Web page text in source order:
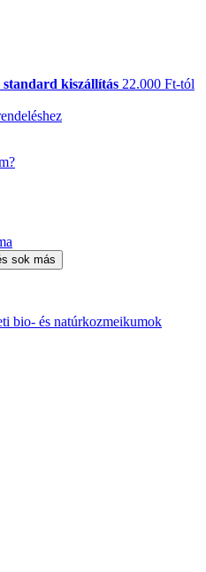
kiszállítás 22.000 Ft-tól
bio- és natúrkozmeikumok